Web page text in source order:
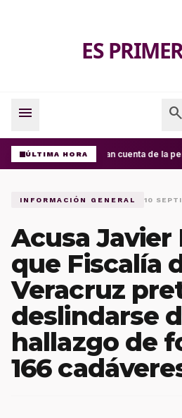
ES
menu search
ÚLTIMA HORARoban cuenta de la
INFORMACIÓN GENERAL 10
Acusa
que Fiscalía
Veracruz
deslindarse
hallazgo de
166